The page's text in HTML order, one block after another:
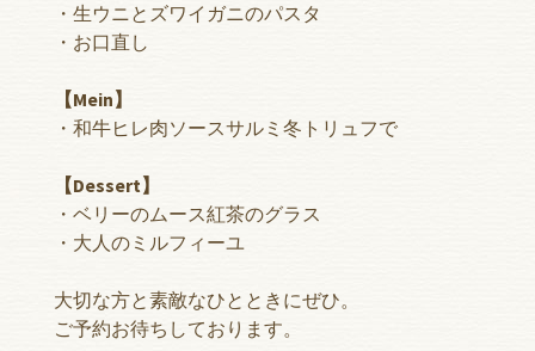
・生ウニとズワイガニのパスタ
・お口直し
【Mein】
・和牛ヒレ肉ソースサルミ冬トリュフで
【Dessert】
・ベリーのムース紅茶のグラス
・大人のミルフィーユ
大切な方と素敵なひとときにぜひ。
ご予約お待ちしております。